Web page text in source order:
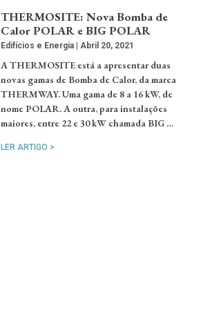
THERMOSITE: Nova Bomba de
Calor POLAR e BIG POLAR
Edifícios e Energia Abril 20, 2021
A THERMOSITE está a apresentar duas
novas gamas de Bomba de Calor, da marca
THERMWAY. Uma gama de 8 a 16 kW, de
nome POLAR. A outra, para instalações
maiores, entre 22 e 30 kW chamada BIG …
LER ARTIGO >